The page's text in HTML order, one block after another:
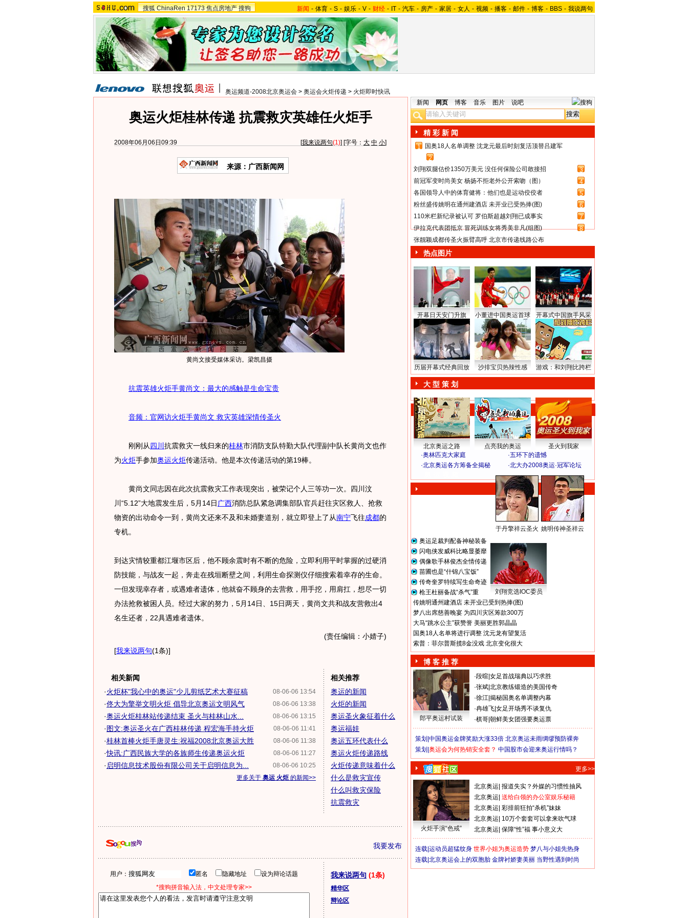
搜狐 ChinaRen 17173 焦点房地产 搜狗 新闻 - 体育 - S - 娱乐 - V - 财经 - IT - 汽车 - 房产 - 家居 - 女人 - 视频 - 播客 - 邮件 - 博客 - BBS - 我说两句
奥运频道-2008北京奥运会 > 奥运会火炬传递 > 火炬即时快讯
奥运火炬桂林传递 抗震救灾英雄任火炬手
2008年06月06日09:39 [我来说两句(1)] [字号： 大 中 小]
来源：广西新闻网
黄尚文接受媒体采访。梁凯昌摄
抗震英雄火炬手黄尚文：最大的感触是生命宝贵
音频：官网访火炬手黄尚文 救灾英雄深情传圣火
刚刚从四川 抗震救灾一线归来的桂林市消防支队特勤大队代理副中队长黄尚文也作
为火炬手参加奥运火炬传递活动。他是本次传递活动的第19棒。
黄尚文同志因在此次抗震救灾工作表现突出，被荣记个人三等功一次。四川汶
川“5.12”大地震发生后，5月14日 广西消防总队紧急调集部队官兵赶往灾区救人、抢救
物资的出动命令一到，黄尚文还来不及和未婚妻道别，就立即登上了从南宁飞往成都的
专机。
到达灾情较重都江堰市区后，他不顾余震时有不断的危险，立即利用平时掌握的过硬消
防技能，与战友一起，奔走在残垣断壁之间，利用生命探测仪仔细搜索着幸存的生命。
一但发现幸存者，或遇难者遗体，他就奋不顾身的去营救，用手挖，用肩扛，想尽一切
办法抢救被困人员。经过大家的努力，5月14日、15日两天，黄尚文共和战友营救出4
名生还者，22具遇难者遗体。
(责任编辑：小婧子)
[我来说两句(1条)]
相关新闻
08-06-06 13:54
·火炬杯"我心中的奥运"少儿剪纸艺术大赛征稿
08-06-06 13:38
·佟大为擎举文明火炬 倡导北京奥运文明风气
08-06-06 13:15
·奥运火炬桂林站传递结束 圣火与桂林山水...
08-06-06 11:41
·图文:奥运圣火在广西桂林传递 程宏海手持火炬
08-06-06 11:38
·桂林首棒火炬手唐灵生:祝福2008北京奥运大胜
08-06-06 11:27
·快讯:广西民族大学的各族师生传递奥运火炬
08-06-06 10:25
· 启明信息技术股份有限公司关于启明信息为...
更多关于 奥运 火炬 的新闻>>
相关推荐
奥运的新闻
火炬的新闻
奥运圣火象征着什么
奥运福娃
奥运五环代表什么
奥运火炬传递路线
火炬传递意味着什么
什么是救灾宣传
什么叫救灾保险
抗震救灾
我要发布
用户： 匿名 隐藏地址
设为辩论话题
*搜狗拼音输入法，中文处理专家>>
我来说两句 (1条)
精华区
辩论区
新闻 网页 博客 音乐 图片 说吧
精 彩 新 闻
1
国奥18人名单调整 沈龙元最后时刻复活顶替吕建军
2
刘翔双腿估价1350万美元 没任何保险公司敢接招
3
前冠军变时尚美女 杨扬不拒老外公开索吻（图）
4
各国领导人中的体育健将：他们也是运动佼佼者
5
粉丝盛传姚明在通州建酒店 未开业已受热捧(图)
6
110米栏新纪录被认可 罗伯斯超越刘翔已成事实
7
伊拉克代表团抵京 冒死训练女将秀美非凡(组图)
8
张靓颖成都传圣火振臂高呼 北京市传递线路公布
热点图片
开幕日天安门升旗 小董进中国奥运首球 开幕式中国旗手风采
历届开幕式经典回放 沙排宝贝热辣性感 游戏：和刘翔比跨栏
大 型 策 划
北京奥运之路 点亮我的奥运
圣火到我家
·奥林匹克大家庭 ·五环下的遗憾
·北京奥运各方筹备全揭秘 ·北大办2008奥运·冠军论坛
于丹擎祥云圣火 姚明传神圣祥云
奥运足裁判配备神秘装备
闪电侠发威科比略显萎靡
偶像歌手林俊杰全情传递
苗圃也是“什锦八宝饭”
传奇奎罗特续写生命奇迹
枪王杜丽备战“杀气”重
刘翔竞选IOC委员
传姚明通州建酒店 未开业已受到热捧(图)
梦八出席慈善晚宴 为四川灾区筹款300万
大马“跳水公主”获赞誉 美丽更胜郭晶晶
国奥18人名单将进行调整 沈元龙有望复活
索普：菲尔普斯揽8金没戏 北京变化很大
博 客 推 荐
郎平奥运村试装
·段暄 女足首战瑞典以巧求胜
·张斌 北京教练锻造的美国传奇
·徐江 揭秘国奥名单调整内幕
·冉雄飞 女足开场秀不谈复仇
·棋哥 朝鲜美女团强要奥运票
策划| 中国奥运金牌奖励大涨33倍 北京奥运未雨绸缪预防裸奔
策划| 奥运会为何热销安全套？ 中国股市会迎来奥运行情吗？
更多>>
火炬手演“色戒”
北京奥运 报道失实？外媒的习惯性抽风
北京奥运 送给白领的办公室娱乐秘籍
北京奥运 彩排前狂拍“杀机”妹妹
北京奥运 10万个套套可以拿来吹气球
北京奥运 保障“性”福 事小意义大
连载| 运动员超猛纹身 世界小姐为奥运造势 梦八与小姐先热身
连载| 北京奥运会上的双胞胎 金牌衬娇妻美丽 当野性遇到时尚